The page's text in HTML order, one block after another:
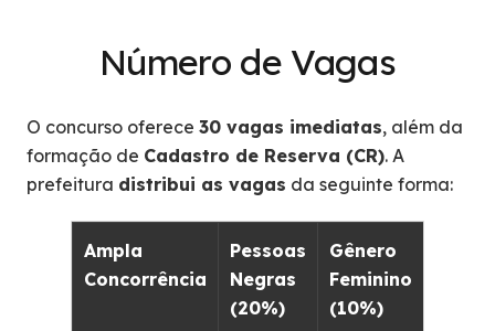
Número de Vagas
O concurso oferece 30 vagas imediatas, além da
formação de Cadastro de Reserva (CR). A
prefeitura distribui as vagas da seguinte forma:
Ampla
Concorrência
Pessoas
Negras
(20%)
Gênero
Feminino
(10%)